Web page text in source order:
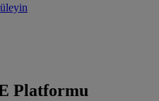
Platformu